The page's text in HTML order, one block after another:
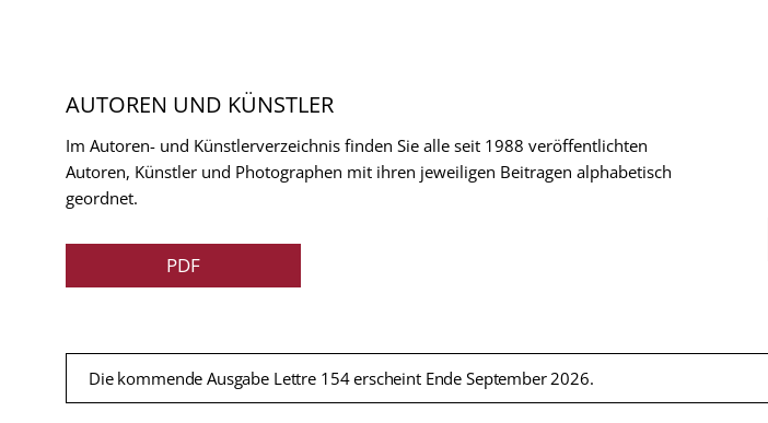
AUTOREN UND KÜNSTLER
Im Autoren- und Künstlerverzeichnis finden Sie alle seit 1988 veröffentlichten
Autoren, Künstler und Photographen mit ihren jeweiligen Beitragen alphabetisch
geordnet.
PDF
Die kommende Ausgabe Lettre 154 erscheint Ende September 2026.